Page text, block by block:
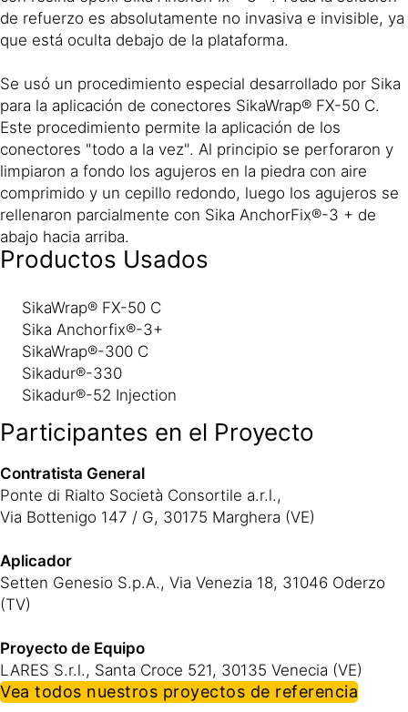
de refuerzo es absolutamente no invasiva e invisible, ya
que está oculta debajo de la plataforma.
Se usó un procedimiento especial desarrollado por Sika
para la aplicación de conectores SikaWrap® FX-50 C.
Este procedimiento permite la aplicación de los
conectores "todo a la vez". Al principio se perforaron y
limpiaron a fondo los agujeros en la piedra con aire
comprimido y un cepillo redondo, luego los agujeros se
rellenaron parcialmente con Sika AnchorFix®-3 + de
abajo hacia arriba.
Productos Usados
SikaWrap® FX-50 C
Sika Anchorfix®-3+
SikaWrap®-300 C
Sikadur®-330
Sikadur®-52 Injection
Participantes en el Proyecto
Contratista General
Ponte di Rialto Società Consortile a.r.l.,
Via Bottenigo 147 / G, 30175 Marghera (VE)
Aplicador
Setten Genesio S.p.A., Via Venezia 18, 31046 Oderzo
(TV)
Proyecto de Equipo
LARES S.r.l., Santa Croce 521, 30135 Venecia (VE)
Vea todos nuestros proyectos de referencia